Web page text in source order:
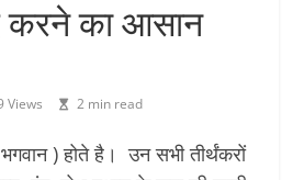
करने का आसान
Views 2 min read
) होते है। उन सभी तीर्थंकरों